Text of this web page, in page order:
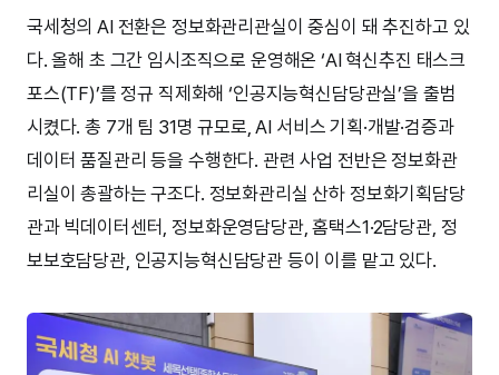
국세청의 AI 전환은 정보화관리관실이 중심이 돼 추진하고 있
다. 올해 초 그간 임시조직으로 운영해온 ‘AI 혁신추진 태스크
포스(TF)’를 정규 직제화해 ‘인공지능혁신담당관실’을 출범
시켰다. 총 7개 팀 31명 규모로, AI 서비스 기획·개발·검증과
데이터 품질관리 등을 수행한다. 관련 사업 전반은 정보화관
리실이 총괄하는 구조다. 정보화관리실 산하 정보화기획담당
관과 빅데이터센터, 정보화운영담당관, 홈택스1·2담당관, 정
보보호담당관, 인공지능혁신담당관 등이 이를 맡고 있다.